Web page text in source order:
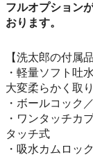
フルオプション
おります。
【洗太郎の付属品
・軽量ソフト吐
大変柔らかく取
・ボールコック
・ワンタッチカ
タッチ式
・吸水カムロッ